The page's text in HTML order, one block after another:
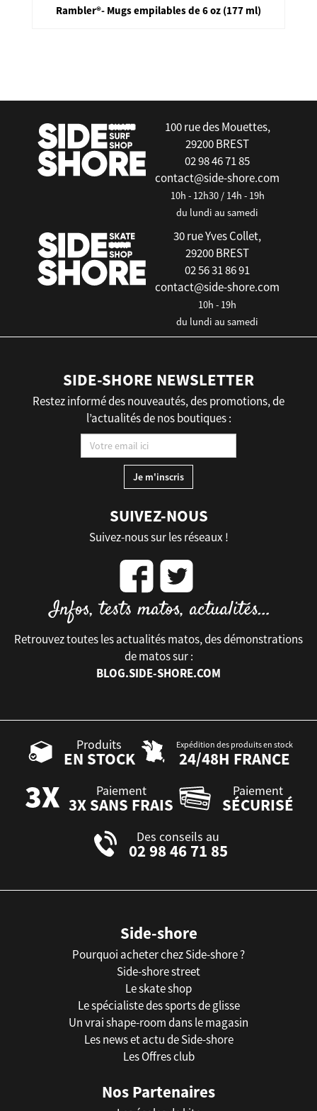
Rambler®- Mugs empilables de 6 oz (177 ml)
100 rue des Mouettes,
29200 BREST
02 98 46 71 85
contact@side-shore.com
10h - 12h30 / 14h - 19h
du lundi au samedi
30 rue Yves Collet,
29200 BREST
02 56 31 86 91
contact@side-shore.com
10h - 19h
du lundi au samedi
SIDE-SHORE NEWSLETTER
Restez informé des nouveautés, des promotions, de
l’actualités de nos boutiques :
SUIVEZ-NOUS
Suivez-nous sur les réseaux !
Retrouvez toutes les actualités matos, des démonstrations
de matos sur :
BLOG.SIDE-SHORE.COM
Produits
EN STOCK
Expédition des produits en stock
24/48H FRANCE
Paiement
3X SANS FRAIS
Paiement
SÉCURISÉ
Des conseils au
02 98 46 71 85
Side-shore
Pourquoi acheter chez Side-shore ?
Side-shore street
Le skate shop
Le spécialiste des sports de glisse
Un vrai shape-room dans le magasin
Les news et actu de Side-shore
Les Offres club
Nos Partenaires